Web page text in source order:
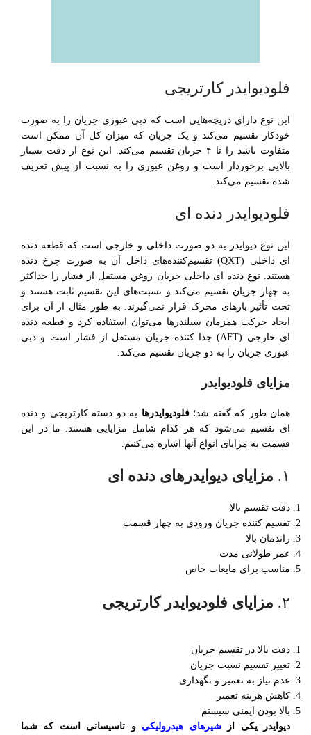
فلودیوایدر کارتریجی
این نوع دارای دریچه‌هایی است که دبی عبوری جریان را به صورت
خودکار تقسیم می‌کند و یک جریان که میزان کل آن ممکن است
متفاوت باشد را تا ۴ جریان تقسیم می‌کند. این نوع از دقت بسیار
بالایی برخوردار است و روغن عبوری را به نسبت از پیش تعریف
شده تقسیم می‌کند.
فلودیوایدر دنده ای
این نوع دیوایدر به دو صورت داخلی و خارجی است که قطعه دنده
ای داخلی (QXT) تقسیم‌کننده‌های داخل آن به صورت چرخ دنده
هستند. نوع دنده ای داخلی جریان روغن مستقل از فشار را حداکثر
به چهار جریان تقسیم می‌کند و نسبت‌های این تقسیم ثابت هستند و
تحت تأثیر بارهای محرک قرار نمی‌گیرند. به طور مثال از آن برای
ایجاد حرکت همزمان سیلندرها می‌توان استفاده کرد و قطعه دنده
ای خارجی (AFT) جدا کننده جریان مستقل از فشار است و دبی
عبوری جریان را به دو جریان تقسیم می‌کند.
مزایای فلودیوایدر
همان طور که گفته شد؛فلودیوایدرها به دو دسته کارتریجی و دنده
ای تقسیم می‌شود که هر کدام شامل مزایایی هستند. ما در این
قسمت به مزایای انواع آنها اشاره می‌کنیم.
۱. مزایای دیوایدرهای دنده ای
دقت تقسیم بالا
تقسیم کننده جریان ورودی به چهار قسمت
راندمان بالا
عمر طولانی مدت
مناسب برای مایعات خاص
۲. مزایای فلودیوایدر کارتریجی
دقت بالا در تقسیم جریان
تغییر تقسیم نسبت جریان
عدم نیاز به تعمیر و نگهداری
کاهش هزینه تعمیر
بالا بودن ایمنی سیستم
دیوایدر یکی ازشیرهای هیدرولیکی و تاسیساتی است که شما